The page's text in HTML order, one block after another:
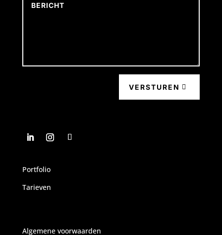
VERSTUREN
Portfolio
Tarieven
Algemene voorwaarden